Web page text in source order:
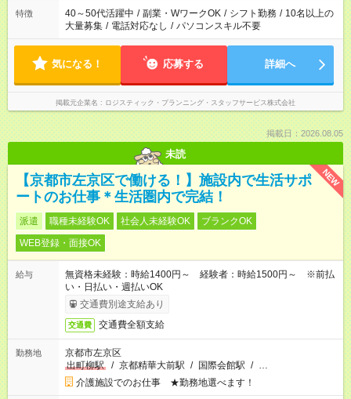
特徴 40～50代活躍中 / 副業・WワークOK / シフト勤務 / 10名以上の
大量募集 / 電話対応なし / パソコンスキル不要
気になる！ 応募する 詳細へ
掲載元企業名 ロジスティック・プランニング・スタッフサービス株式会社
掲載日：2026.08.05
未読
NEW
【京都市左京区で働ける！】施設内で生活サポ
ートのお仕事＊生活圏内で完結！
派遣 職種未経験OK 社会人未経験OK
ブランクOK
WEB登録・面接OK
給与
無資格未経験：時給1400円～ 経験者：時給1500円～ ※前払
い・日払い・週払いOK
交通費別途支給あり
交通費 交通費全額支給
勤務地
京都市左京区
出町柳駅
/ 京都精華大前駅 / 国際会館駅 / …
介護施設でのお仕事 ★勤務地選べます！